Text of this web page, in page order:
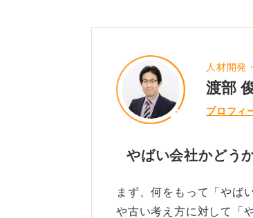
務内容や仕事の難易度に
う。
実際には、面接だけでな
員の口コミなども参考に
人材開発
渡部
プロフィ
やばい会社かどう
まず、何をもって「やば
や古い考え方に対して「